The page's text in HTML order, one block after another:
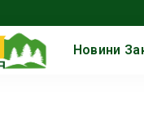
Новини